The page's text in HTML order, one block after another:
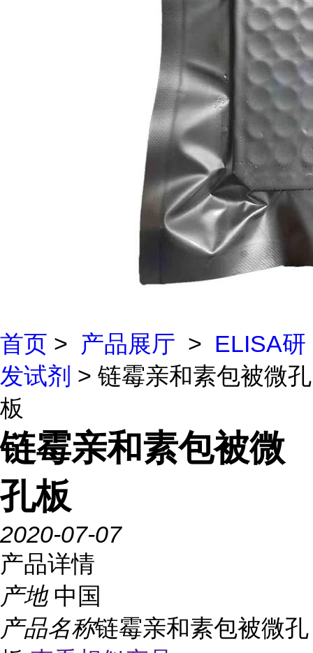
首页 > 产品展厅 > ELISA研
发试剂 > 链霉亲和素包被微孔
板
链霉亲和素包被微
孔板
2020-07-07
产品详情
产地 中国
产品名称链霉亲和素包被微孔